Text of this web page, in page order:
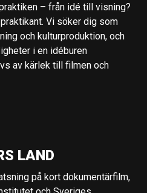
– från idé till visning?
Vi söker dig som
och kulturproduktion, och
i en idéburen
av kärlek till filmen och
LAND
på kort dokumentärfilm,